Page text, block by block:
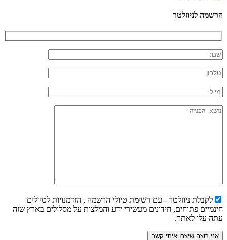
הרשמה לניוזלטר
לקבלת ניוזלטר - עם רשימת טיולי הרשמה , הזדמנויות לטיולים
חינמיים פתוחים, חידונים מעשירי ידע והמלצות על מסלולים בארץ שזה
עתה עלו לאתר.